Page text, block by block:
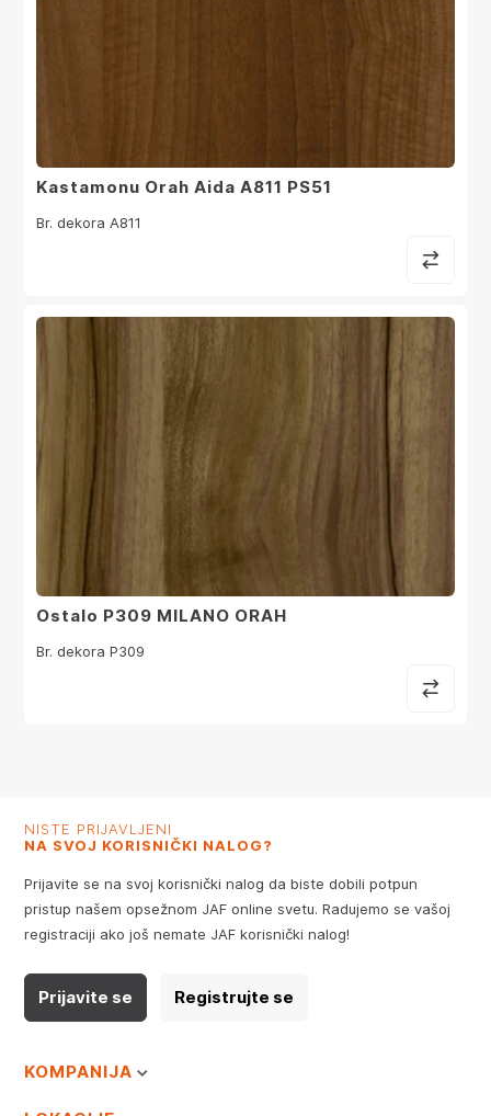
Kastamonu Orah Aida A811 PS51
Br. dekora A811
Ostalo P309 MILANO ORAH
Br. dekora P309
NISTE PRIJAVLJENI
NA SVOJ KORISNIČKI NALOG?
Prijavite se na svoj korisnički nalog da biste dobili potpun
pristup našem opsežnom JAF online svetu. Radujemo se vašoj
registraciji ako još nemate JAF korisnički nalog!
Prijavite se Registrujte se
KOMPANIJA